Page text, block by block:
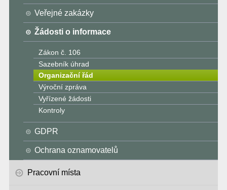
Veřejné zakázky
Žádosti o informace
Zákon č. 106
Sazebník úhrad
Organizační řád
Výroční zpráva
Vyřízené žádosti
Kontroly
GDPR
Ochrana oznamovatelů
Pracovní místa